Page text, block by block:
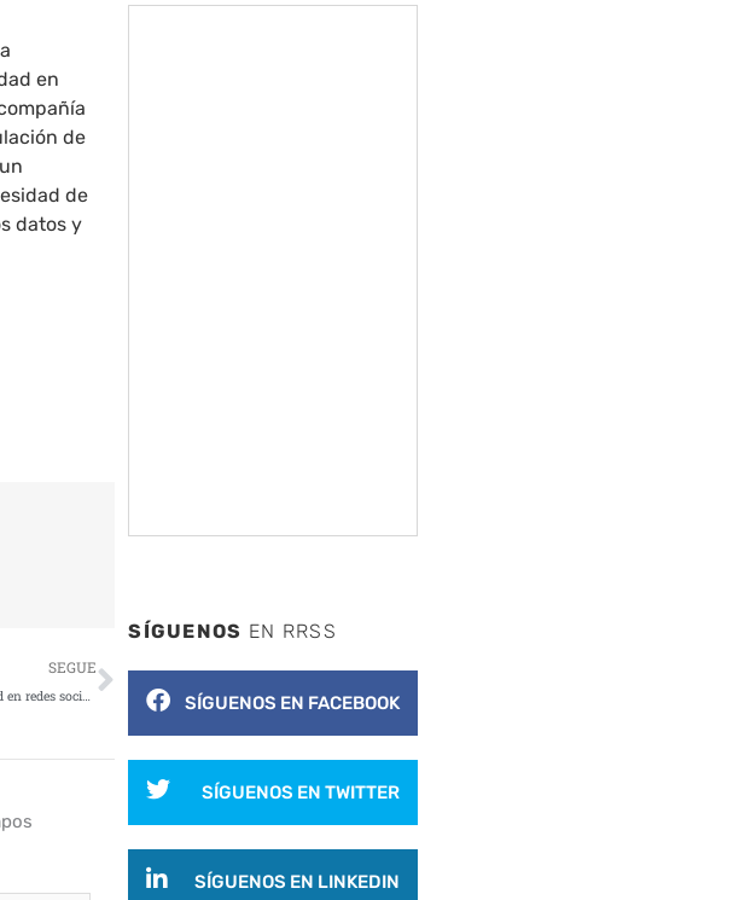
en
de
de
datos y
SEGUE
7 claves para mantener la privacidad en redes sociales
Siguiente
SÍGUENOS EN RRSS
SÍGUENOS EN FACEBOOK
SÍGUENOS EN TWITTER
SÍGUENOS EN LINKEDIN